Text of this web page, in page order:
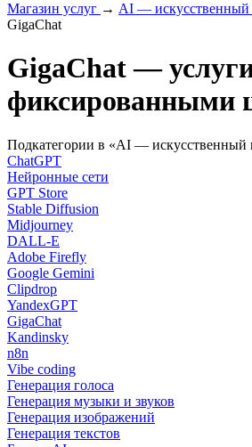
Магазин услуг → AI — искусственный
GigaChat
GigaChat —
фиксированными
Подкатегории в «AI — искусственный
ChatGPT
Нейронные сети
GPT Store
Stable Diffusion
Midjourney
DALL-E
Adobe Firefly
Google Gemini
Clipdrop
YandexGPT
GigaChat
Kandinsky
n8n
Vibe coding
Генерация голоса
Генерация музыки и звуков
Генерация изображений
Генерация текстов